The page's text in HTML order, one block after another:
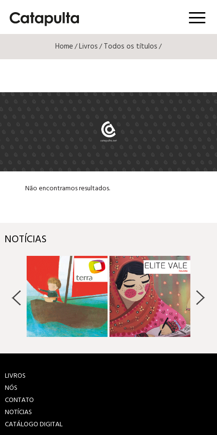
Menú
Home/Livros/Todos os títulos/
Não encontramos resultados.
NOTÍCIAS
LIVROS
NÓS
CONTATO
NOTÍCIAS
CATÁLOGO DIGITAL